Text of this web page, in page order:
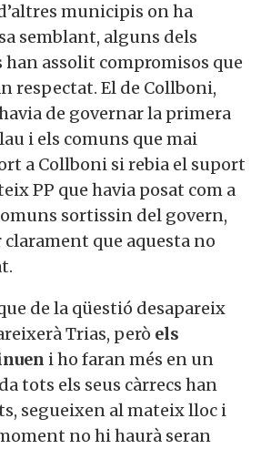
municipis on ha
semblant, alguns dels
assolit compromisos que
respectat. El de Collboni,
de governar la primera
i els comuns que mai
a Collboni si rebia el suport
PP que havia posat com a
sortissin del govern,
que aquesta no
de la qüestió desapareix
Trias, però els
i ho faran més en un
tots els seus càrrecs han
segueixen al mateix lloc i
no hi haurà seran